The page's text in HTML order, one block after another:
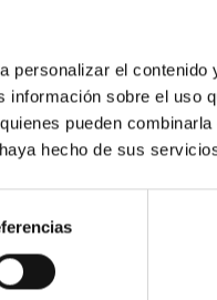
personalizar el
sobre el uso
pueden
hecho de sus